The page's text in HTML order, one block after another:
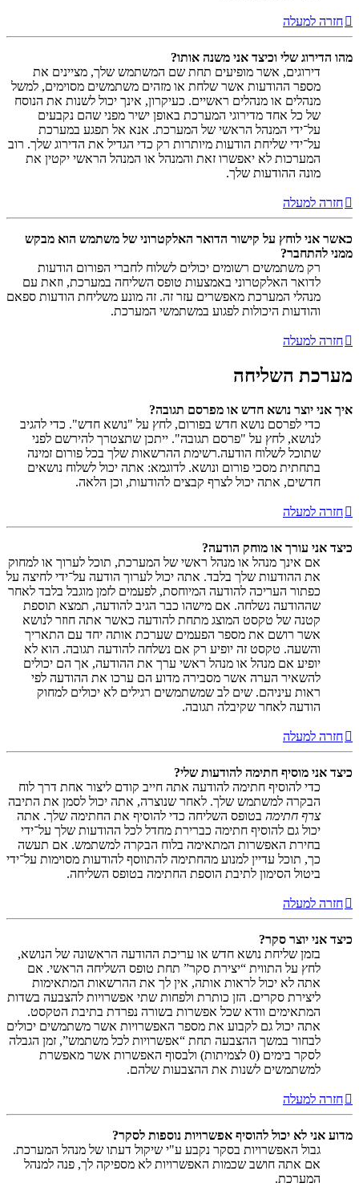
חזרה למעלה
מהו הדירוג שלי וכיצד אני משנה אותו?
דירוגים, אשר מופיעים תחת שם המשתמש שלך, מציינים את
מספר ההודעות אשר שלחת או מזהים משתמשים מסוימים, למשל
מנהלים או מנהלים ראשיים. כעיקרון, אינך יכול לשנות את הנוסח
של כל אחד מדירוגי המערכת באופן ישיר מפני שהם נקבעים
על־ידי המנהל הראשי של המערכת. אנא אל תפגע במערכת
על־ידי שליחת הודעות מיותרות רק כדי הגדיל את הדירוג שלך. רוב
המערכות לא יאפשרו זאת והמנהל או המנהל הראשי יקטין את
מונה ההודעות שלך.
חזרה למעלה
כאשר אני לוחץ על קישור הדואר האלקטרוני של משתמש הוא מבקש
ממני להתחבר?
רק משתמשים רשומים יכולים לשלוח לחברי הפורום הודעות
לדואר האלקטרוני באמצעות טופס השליחה במערכת, וזאת עם
מנהלי המערכת מאפשרים עזר זה. זה מונע משליחת הודעות ספאם
והודעות היכולות לפגוע במשתמשי המערכת.
חזרה למעלה
מערכת השליחה
איך אני יוצר נושא חדש או מפרסם תגובה?
כדי לפרסם נושא חדש בפורום, לחץ על "נושא חדש". כדי להגיב
לנושא, לחץ על "פרסם תגובה". ייתכן שתצטרך להירשם לפני
שתוכל לשלוח הודעה.רשימת ההרשאות שלך בכל פורום זמינה
בתחתית מסכי פורום ונושא. לדוגמא: אתה יכול לשלוח נושאים
חדשים, אתה יכול לצרף קבצים להודעות, וכן הלאה.
חזרה למעלה
כיצד אני עורך או מוחק הודעה?
אם אינך מנהל או מנהל ראשי של המערכת, תוכל לערוך או למחוק
את ההודעות שלך בלבד. אתה יכול לערוך הודעה על־ידי לחיצה על
כפתור העריכה להודעה המיוחסת, לפעמים לזמן מוגבל בלבד לאחר
שההודעה נשלחה. אם מישהו כבר הגיב להודעה, תמצא תוספת
קטנה של טקסט המוצג מתחת להודעה כאשר אתה חוזר לנושא
אשר רושם את מספר הפעמים שערכת אותה יחד עם התאריך
והשעה. טקסט זה יופיע רק אם נשלחה להודעה תגובה. הוא לא
יופיע אם מנהל או מנהל ראשי ערך את ההודעה, אך הם יכולים
להשאיר הערה אשר מסבירה מדוע הם ערכו את ההודעה לפי
ראות עיניהם. שים לב שמשתמשים רגילים לא יכולים למחוק
הודעה לאחר שקיבלה תגובה.
חזרה למעלה
כיצד אני מוסיף חתימה להודעות שלי?
כדי להוסיף חתימה להודעה אתה חייב קודם ליצור אחת דרך לוח
הבקרה למשתמש שלך. לאחר שנוצרה, אתה יכול לסמן את התיבה
צרף חתימה בטופס השליחה כדי להוסיף את החתימה שלך. אתה
יכול גם להוסיף חתימה כברירת מחדל לכל ההודעות שלך על־ידי
בחירת האפשרות המתאימה בלוח הבקרה למשתמש. אם תעשה
כך, תוכל עדיין למנוע מהחתימה להתווסף להודעות מסוימות על־ידי
ביטול הסימון לתיבת הוספת החתימה בטופס השליחה.
חזרה למעלה
כיצד אני יוצר סקר?
בזמן שליחת נושא חדש או עריכת ההודעה הראשונה של הנושא,
לחץ על התווית “יצירת סקר” תחת טופס השליחה הראשי. אם
אתה לא יכול לראות אותה, אין לך את ההרשאות המתאימות
ליצירת סקרים. הזן כותרת ולפחות שתי אפשרויות להצבעה בשדות
המתאימים וודא שכל אפשרות בשורה נפרדת בתיבת הטקסט.
אתה יכול גם לקבוע את מספר האפשרויות אשר משתמשים יכולים
לבחור במשך ההצבעה תחת “אפשרויות לכל משתמש”, זמן הגבלה
לסקר בימים (0 לצמיתות) ולבסוף האפשרות אשר מאפשרת
למשתמשים לשנות את ההצבעות שלהם.
חזרה למעלה
מדוע אני לא יכול להוסיף אפשרויות נוספות לסקר?
גבול האפשרויות בסקר נקבע ע"י שיקול דעתו של מנהל המערכת.
אם אתה חושב שכמות האפשרויות לא מספיקה לך, פנה למנהל
המערכת.